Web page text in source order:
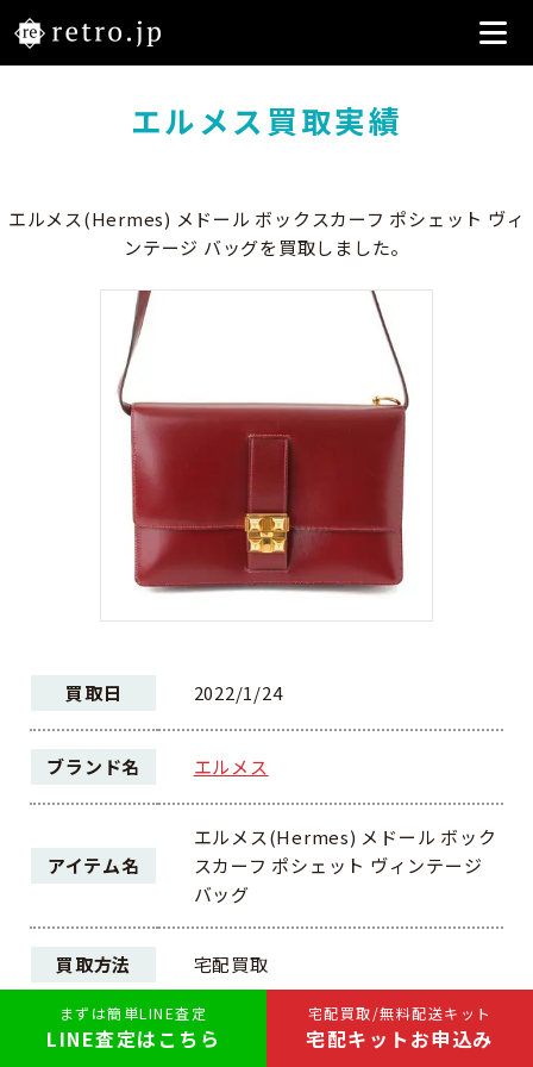
宅配買取/無料配送キット
宅配キットお申込み
まずは簡単LINE査定
LINE査定はこちら
エルメス買取実績
エルメス(Hermes) メドール ボックスカーフ ポシェット ヴィ
ンテージ バッグを買取しました。
買取日 2022/1/24
ブランド名 エルメス
アイテム名
エルメス(Hermes) メドール ボック
スカーフ ポシェット ヴィンテージ
バッグ
買取方法 宅配買取
ランク AB